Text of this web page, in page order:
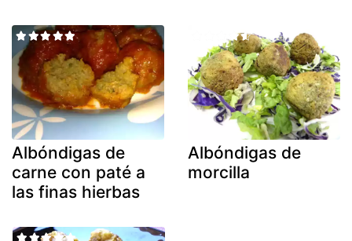
Albóndigas de
carne con paté a
las finas hierbas
Albóndigas de
morcilla